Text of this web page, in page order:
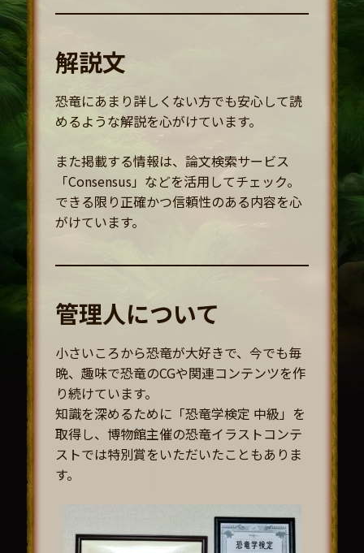
解説文
恐竜にあまり詳しくない方でも安心して読
めるような解説を心がけています。
また掲載する情報は、論文検索サービス
「Consensus」などを活用してチェック。
できる限り正確かつ信頼性のある内容を心
がけています。
管理人について
小さいころから恐竜が大好きで、今でも毎
晩、趣味で恐竜のCGや関連コンテンツを作
り続けています。
知識を深めるために「恐竜学検定 中級」を
取得し、博物館主催の恐竜イラストコンテ
ストでは特別賞をいただいたこともありま
す。